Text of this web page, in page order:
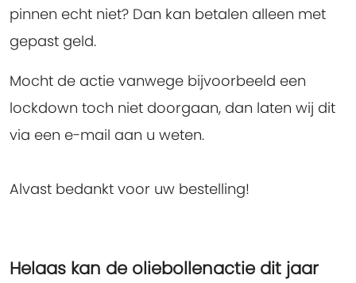
pinnen echt niet? Dan kan betalen alleen met
gepast geld.
Mocht de actie vanwege bijvoorbeeld een
lockdown toch niet doorgaan, dan laten wij dit
via een e-mail aan u weten.
Alvast bedankt voor uw bestelling!
Helaas kan de oliebollenactie dit jaar